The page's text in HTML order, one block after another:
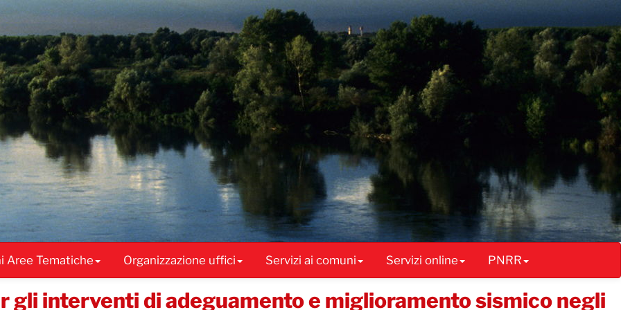
Aree Tematiche Organizzazione uffici Servizi ai comuni Servizi online PNRR
gli interventi di adeguamento e miglioramento sismico negli